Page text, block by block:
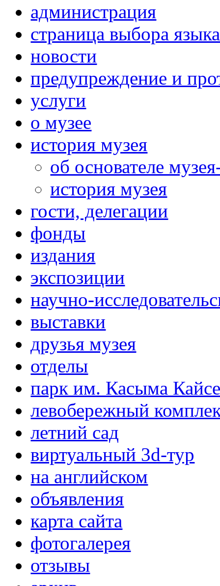
администрация
страница выбора языка
новости
предупреждение и
услуги
о музее
история музея
об основателе
история музея
гости, делегации
фонды
издания
экспозиции
научно-
выставки
друзья музея
отделы
парк им. Касыма
левобережный
летний сад
виртуальный 3d-тур
на английском
объявления
карта сайта
фотогалерея
отзывы